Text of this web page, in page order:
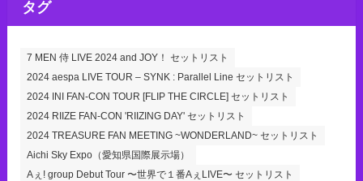
タグ
7 MEN 侍 LIVE 2024 and JOY！ セットリスト
2024 aespa LIVE TOUR – SYNK : Parallel Line セットリスト
2024 INI FAN-CON TOUR [FLIP THE CIRCLE] セットリスト
2024 RIIZE FAN-CON 'RIIZING DAY' セットリスト
2024 TREASURE FAN MEETING ~WONDERLAND~ セットリスト
Aichi Sky Expo（愛知県国際展示場）
Aぇ! group Debut Tour 〜世界で１番AぇLIVE〜 セットリスト